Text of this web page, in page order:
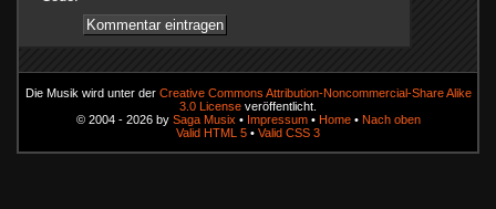
Die Musik wird unter der Creative Commons Attribution-Noncommercial-Share Alike
3.0 License veröffentlicht.
© 2004 - 2026 by Saga Musix • Impressum• Home• Nach oben
Valid HTML 5 • Valid CSS 3